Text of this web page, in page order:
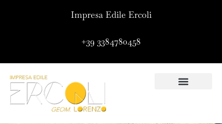
Impresa Edile Ercoli
+39 3384780458